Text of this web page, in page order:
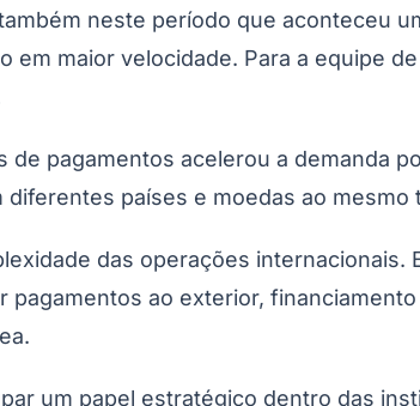
Corinthians
neste período que aconteceu
maior velocidade. Para a equipe
pagamentos acelerou a demanda
países e moedas ao mesmo
das operações
ao exterior,
um papel estratégico dentro das